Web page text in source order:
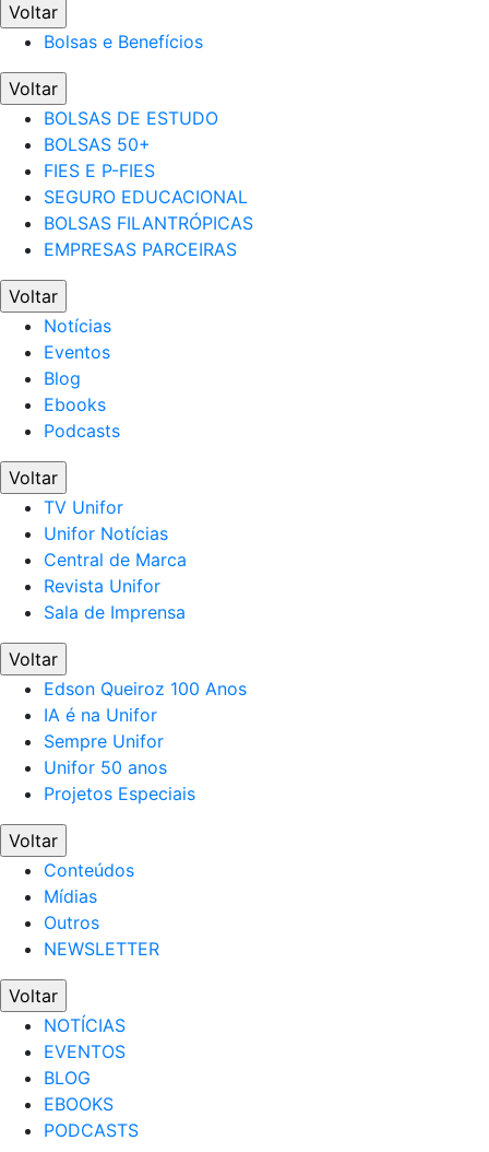
Voltar
Bolsas e Benefícios
Voltar
BOLSAS DE ESTUDO
BOLSAS 50+
FIES E P-FIES
SEGURO EDUCACIONAL
BOLSAS FILANTRÓPICAS
EMPRESAS PARCEIRAS
Voltar
Notícias
Eventos
Blog
Ebooks
Podcasts
Voltar
TV Unifor
Unifor Notícias
Central de Marca
Revista Unifor
Sala de Imprensa
Voltar
Edson Queiroz 100 Anos
IA é na Unifor
Sempre Unifor
Unifor 50 anos
Projetos Especiais
Voltar
Conteúdos
Mídias
Outros
NEWSLETTER
Voltar
NOTÍCIAS
EVENTOS
BLOG
EBOOKS
PODCASTS